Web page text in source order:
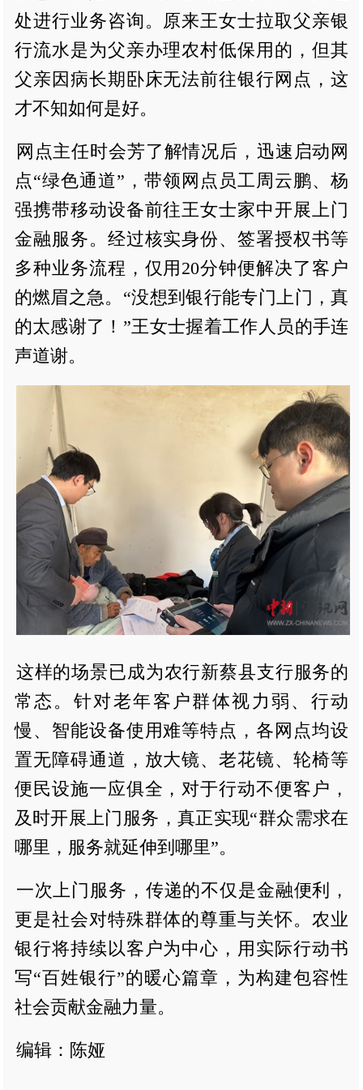
处进行业务咨询。原来王女士拉取父亲银
行流水是为父亲办理农村低保用的，但其
父亲因病长期卧床无法前往银行网点，这
才不知如何是好。
网点主任时会芳了解情况后，迅速启动网
点“绿色通道”，带领网点员工周云鹏、杨
强携带移动设备前往王女士家中开展上门
金融服务。经过核实身份、签署授权书等
多种业务流程，仅用20分钟便解决了客户
的燃眉之急。“没想到银行能专门上门，真
的太感谢了！”王女士握着工作人员的手连
声道谢。
这样的场景已成为农行新蔡县支行服务的
常态。针对老年客户群体视力弱、行动
慢、智能设备使用难等特点，各网点均设
置无障碍通道，放大镜、老花镜、轮椅等
便民设施一应俱全，对于行动不便客户，
及时开展上门服务，真正实现“群众需求在
哪里，服务就延伸到哪里”。
一次上门服务，传递的不仅是金融便利，
更是社会对特殊群体的尊重与关怀。农业
银行将持续以客户为中心，用实际行动书
写“百姓银行”的暖心篇章，为构建包容性
社会贡献金融力量。
编辑：陈娅